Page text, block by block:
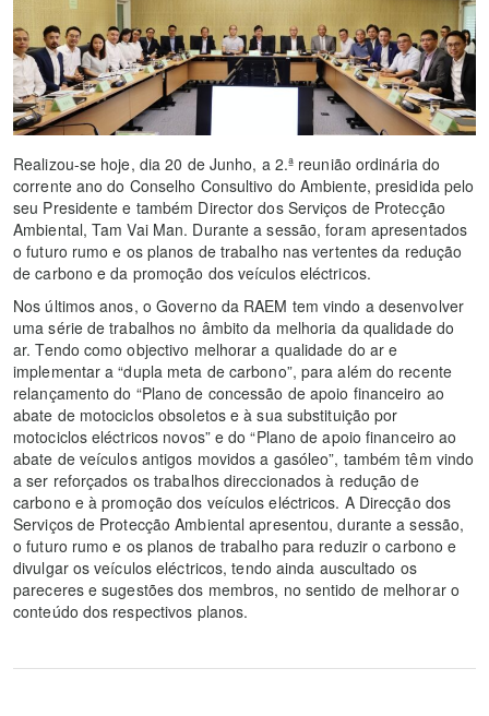
Realizou-se hoje, dia 20 de Junho, a 2.ª reunião ordinária do
corrente ano do Conselho Consultivo do Ambiente, presidida pelo
seu Presidente e também Director dos Serviços de Protecção
Ambiental, Tam Vai Man. Durante a sessão, foram apresentados
o futuro rumo e os planos de trabalho nas vertentes da redução
de carbono e da promoção dos veículos eléctricos.
Nos últimos anos, o Governo da RAEM tem vindo a desenvolver
uma série de trabalhos no âmbito da melhoria da qualidade do
ar. Tendo como objectivo melhorar a qualidade do ar e
implementar a “dupla meta de carbono”, para além do recente
relançamento do “Plano de concessão de apoio financeiro ao
abate de motociclos obsoletos e à sua substituição por
motociclos eléctricos novos” e do “Plano de apoio financeiro ao
abate de veículos antigos movidos a gasóleo”, também têm vindo
a ser reforçados os trabalhos direccionados à redução de
carbono e à promoção dos veículos eléctricos. A Direcção dos
Serviços de Protecção Ambiental apresentou, durante a sessão,
o futuro rumo e os planos de trabalho para reduzir o carbono e
divulgar os veículos eléctricos, tendo ainda auscultado os
pareceres e sugestões dos membros, no sentido de melhorar o
conteúdo dos respectivos planos.